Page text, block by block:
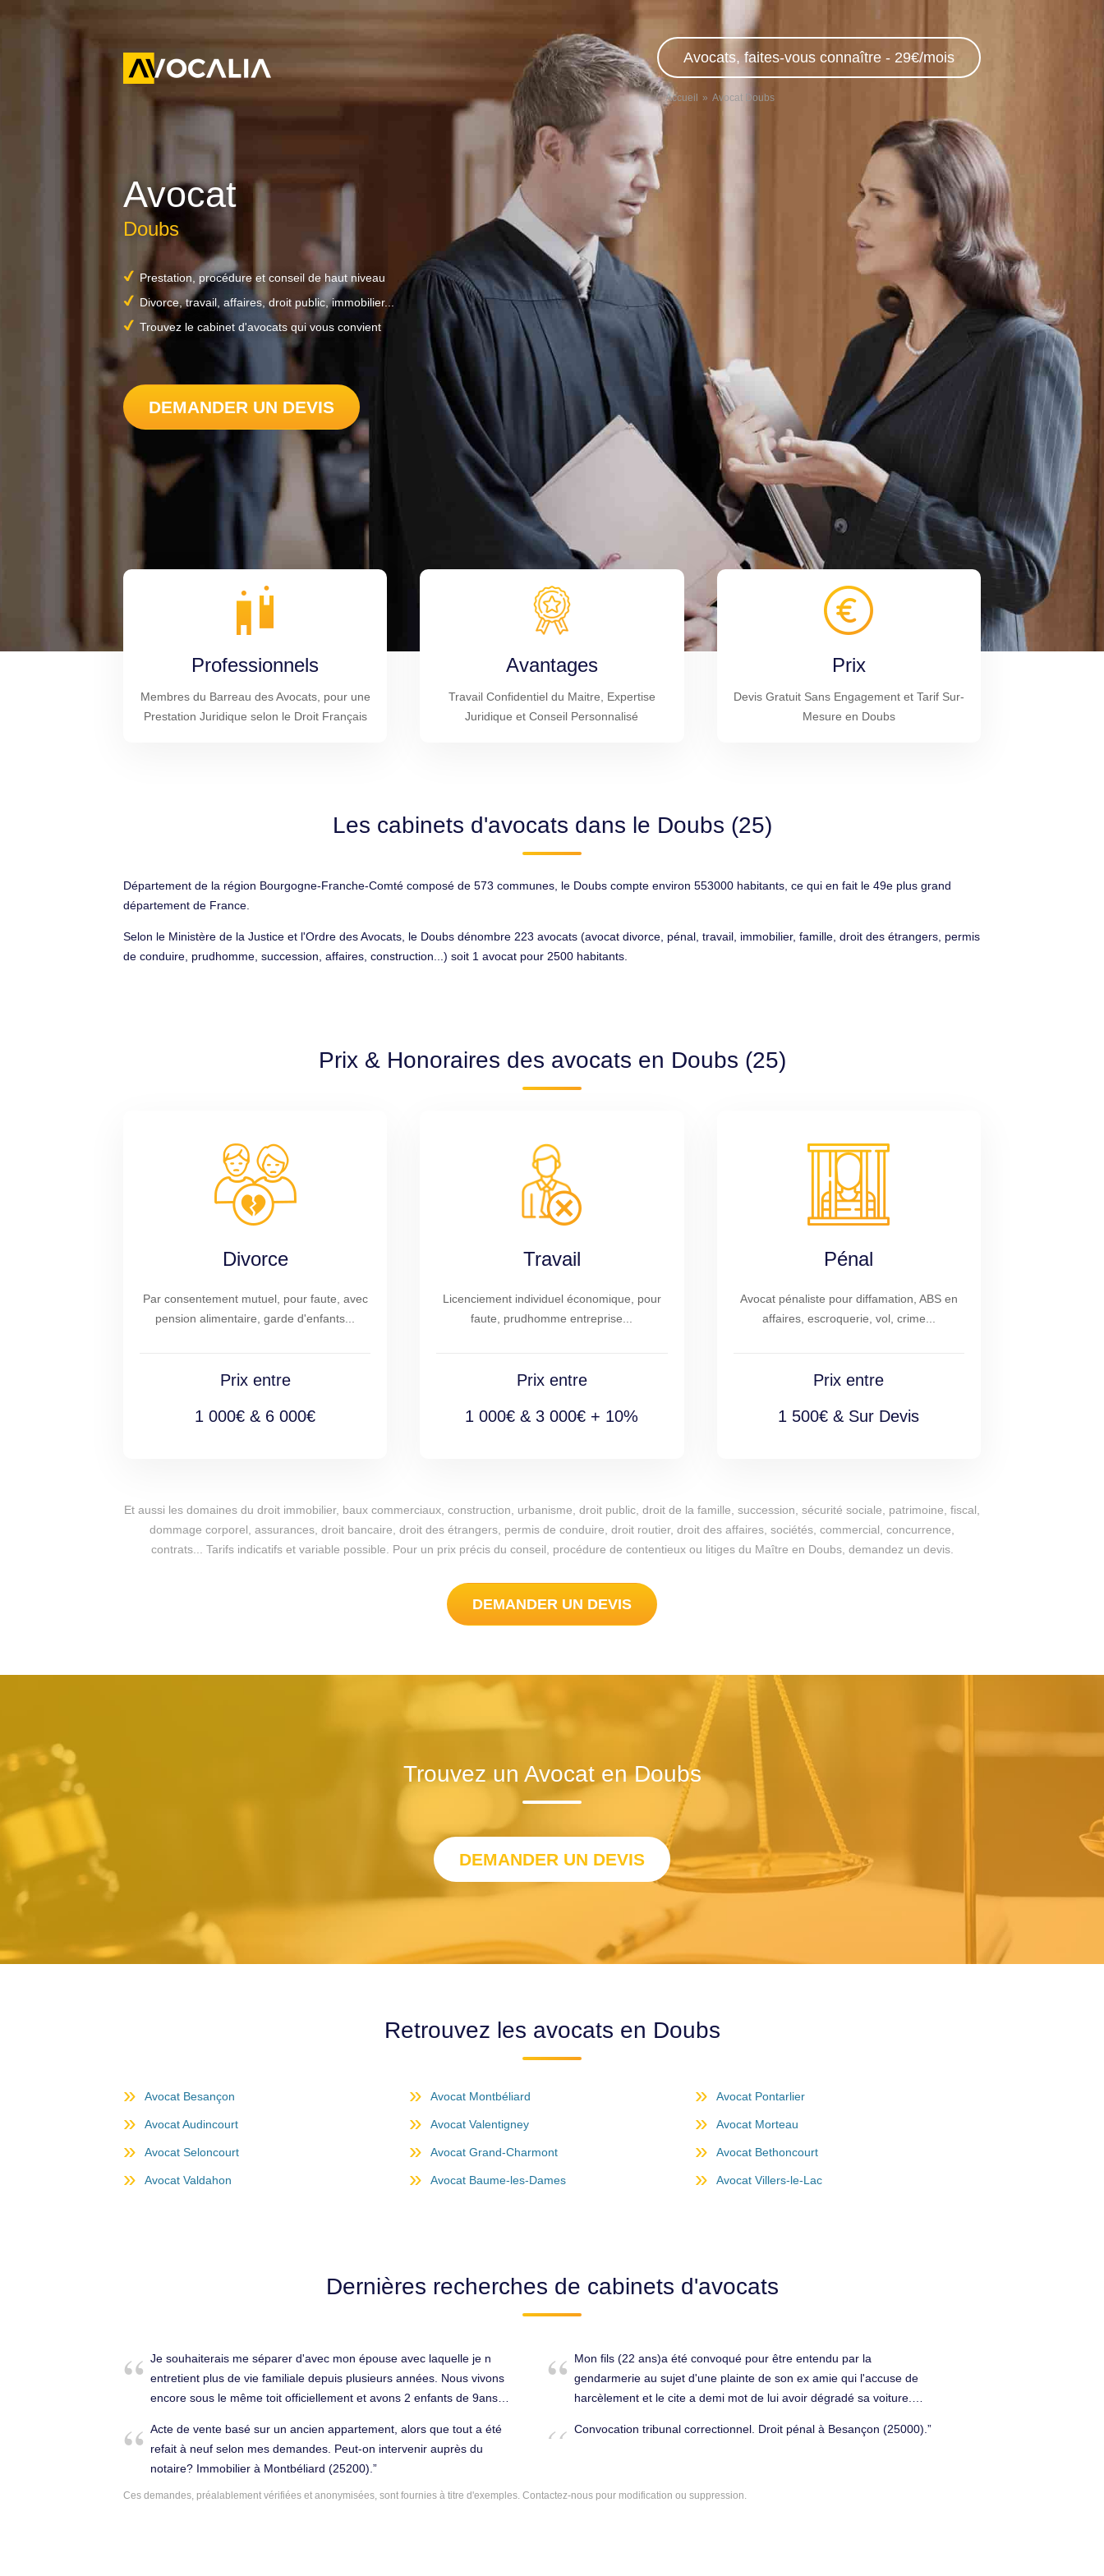
Avocats, faites-vous connaître - 29€/mois
Accueil Avocat Doubs
Avocat
Doubs
Prestation, procédure et conseil de haut niveau
Divorce, travail, affaires, droit public, immobilier...
Trouvez le cabinet d'avocats qui vous convient
DEMANDER UN DEVIS
Professionnels
Membres du Barreau des Avocats, pour une
Prestation Juridique selon le Droit Français
Avantages
Travail Confidentiel du Maitre, Expertise
Juridique et Conseil Personnalisé
Prix
Devis Gratuit Sans Engagement et Tarif Sur-
Mesure en Doubs
Les cabinets d'avocats dans le Doubs (25)
Département de la région Bourgogne-Franche-Comté composé de 573 communes, le Doubs compte environ 553000 habitants, ce qui en fait le 49e plus grand
département de France.
Selon le Ministère de la Justice et l'Ordre des Avocats, le Doubs dénombre 223 avocats (avocat divorce, pénal, travail, immobilier, famille, droit des étrangers, permis
de conduire, prudhomme, succession, affaires, construction...) soit 1 avocat pour 2500 habitants.
Prix & Honoraires des avocats en Doubs (25)
Divorce
Par consentement mutuel, pour faute, avec
pension alimentaire, garde d'enfants...
Prix entre
1 000€ & 6 000€
Travail
Licenciement individuel économique, pour
faute, prudhomme entreprise...
Prix entre
1 000€ & 3 000€ + 10%
Pénal
Avocat pénaliste pour diffamation, ABS en
affaires, escroquerie, vol, crime...
Prix entre
1 500€ & Sur Devis
Et aussi les domaines du droit immobilier, baux commerciaux, construction, urbanisme, droit public, droit de la famille, succession, sécurité sociale, patrimoine, fiscal,
dommage corporel, assurances, droit bancaire, droit des étrangers, permis de conduire, droit routier, droit des affaires, sociétés, commercial, concurrence,
contrats... Tarifs indicatifs et variable possible. Pour un prix précis du conseil, procédure de contentieux ou litiges du Maître en Doubs, demandez un devis.
DEMANDER UN DEVIS
Trouvez un Avocat en Doubs
DEMANDER UN DEVIS
Retrouvez les avocats en Doubs
Avocat Besançon Avocat Montbéliard Avocat Pontarlier
Avocat Audincourt Avocat Valentigney Avocat Morteau
Avocat Seloncourt Avocat Grand-Charmont Avocat Bethoncourt
Avocat Valdahon Avocat Baume-les-Dames Avocat Villers-le-Lac
Dernières recherches de cabinets d'avocats
Je souhaiterais me séparer d'avec mon épouse avec laquelle je n
entretient plus de vie familiale depuis plusieurs années. Nous vivons
encore sous le même toit officiellement et avons 2 enfants de 9ans
rapidement et sans problèmes dans les 2 camps. Merci. Divorce,
séparation à Hérimoncourt (25310).
Mon fils (22 ans)a été convoqué pour être entendu par la
gendarmerie au sujet d'une plainte de son ex amie qui l'accuse de
harcèlement et le cite a demi mot de lui avoir dégradé sa voiture.
au téléphone qu'il n'avait pas vraiment besoin d'un avocat pour une
Pontarlier (25300).
Acte de vente basé sur un ancien appartement, alors que tout a été
refait à neuf selon mes demandes. Peut-on intervenir auprès du
notaire? Immobilier à Montbéliard (25200).
Convocation tribunal correctionnel. Droit pénal à Besançon (25000).
Ces demandes, préalablement vérifiées et anonymisées, sont fournies à titre d'exemples. Contactez-nous pour modification ou suppression.